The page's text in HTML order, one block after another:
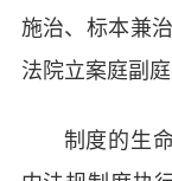
施治、标本兼
法院立案庭副
制度的生